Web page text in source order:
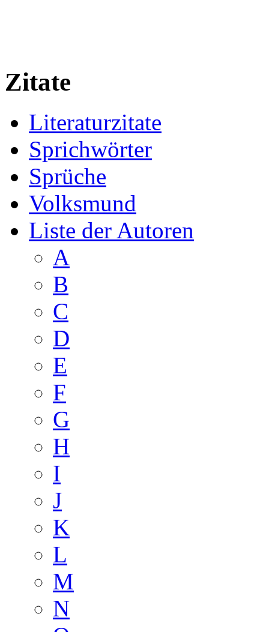
Zitate
Literaturzitate
Sprichwörter
Sprüche
Volksmund
Liste der Autoren
A
B
C
D
E
F
G
H
I
J
K
L
M
N